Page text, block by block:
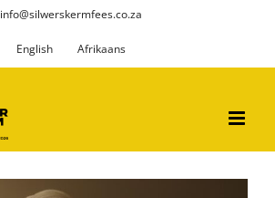
info@silwerskermfees.co.za
English Afrikaans